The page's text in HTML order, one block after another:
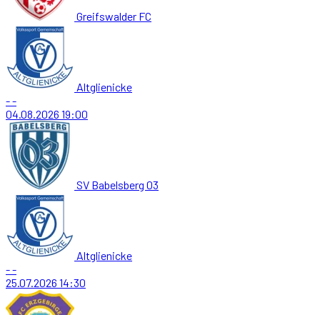
Greifswalder FC
Altglienicke
--
04.08.2026 19:00
SV Babelsberg 03
Altglienicke
--
25.07.2026 14:30